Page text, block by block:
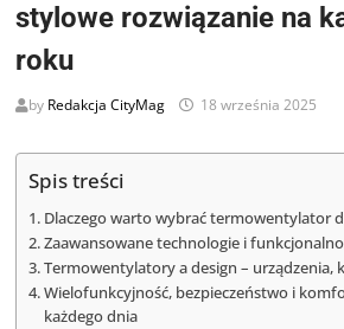
stylowe rozwiązanie na
roku
by Redakcja CityMag 18 września 2025
Spis treści
Dlaczego warto wybrać termowentylator
Zaawansowane technologie i
Termowentylatory a design – urządzenia,
Wielofunkcyjność, bezpieczeństwo i
każdego dnia